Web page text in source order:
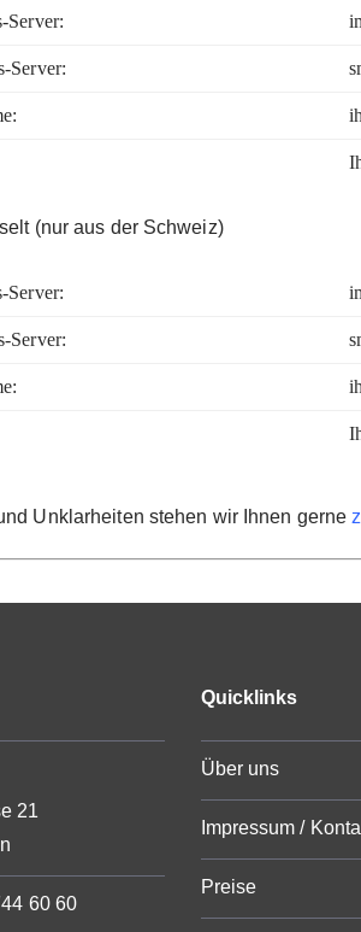
Server:
Server:
(nur aus der Schweiz)
Server:
Server:
Unklarheiten stehen wir Ihnen gerne
21
60 60
Quicklinks
Über uns
Impressum /
Preise